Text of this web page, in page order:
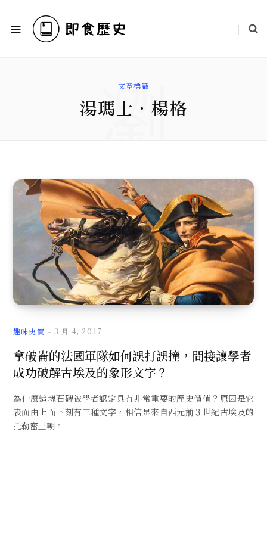
文章標籤
湯瑪士．楊格
瀏
覽
文
章
趣味史實 3 月 4, 2017
拿破崙的法國軍隊如何誤打誤撞，間接讓學者
成功破解古埃及的象形文字？
為什麼這塊石碑被學者認定具有非常重要的歷史價值？原因是它
表面由上而下刻有三種文字，相信是來自西元前３世紀古埃及的
托勒密王朝。